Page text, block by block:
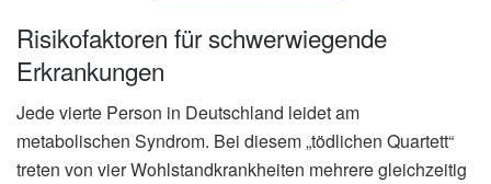
Risikofaktoren für schwerwiegende
Erkrankungen
Jede vierte Person in Deutschland leidet am
metabolischen Syndrom. Bei diesem „tödlichen Quartett“
treten von vier Wohlstandkrankheiten mehrere gleichzeitig